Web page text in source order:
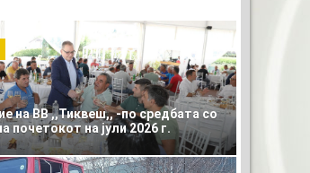
на ВВ ,,Тиквеш,, -по средбата со
почетокот на јули 2026 г.